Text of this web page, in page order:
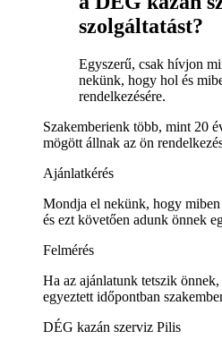
szolgáltatást?
Egyszerű, csak hívjon
nekünk, hogy hol és
rendelkezésére.
Szakemberienk több, mint 20
mögött állnak az ön
Ajánlatkérés
Mondja el nekünk, hogy miben
és ezt követően adunk önnek
Felmérés
Ha az ajánlatunk tetszik
egyeztett időpontban
DÉG kazán szerviz Pilis